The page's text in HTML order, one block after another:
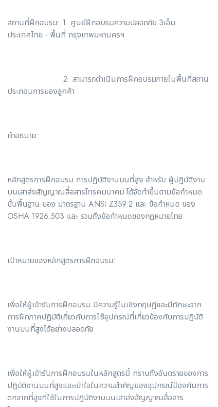
สถานที่ฝึกอบรม: 1. ศูนย์ฝึกอบรมความปลอดภัย 3เอ็ม
ประเทศไทย - พื้นที่ กรุงเทพมหานครฯ
2. สามารถดำเนินการฝึกอบรมภายในพื้นที่สถาน
ประกอบการของลูกค้า
คำอธิบาย:
หลักสูตรการฝึกอบรม การปฏิบัติงานบนที่สูง สำหรับ ผู้ปฏิบัติงาน
บนเสาส่งสัญญาณสื่อสารโทรคมนาคม ได้จัดทำขึ้นตามข้อกำหนด
ขั้นพื้นฐาน ของ มาตรฐาน ANSI Z359.2 และ ข้อกำหนด ของ
OSHA 1926.503 และ รวมถึงข้อกำหนดของกฎหมายไทย
เป้าหมายของหลักสูตรการฝึกอบรม:
เพื่อให้ผู้เข้ารับการฝึกอบรม มีความรู้ในเชิงทฤษฎีและมีทักษะจาก
การฝึกภาคปฏิบัติเกี่ยวกับการใช้อุปกรณ์ที่เกี่ยวข้องกับการปฏิบัติ
งานบนที่สูงได้อย่างปลอดภัย
เพื่อให้ผู้เข้ารับการฝึกอบรมในหลักสูตรนี้ ทราบถึงอันตรายของการ
ปฏิบัติงานบนที่สูงและเข้าใจในความสำคัญของอุปกรณ์ป้องกันการ
ตกจากที่สูงที่ใช้ในการปฏิบัติงานบนเสาส่งสัญญาณสื่อสาร